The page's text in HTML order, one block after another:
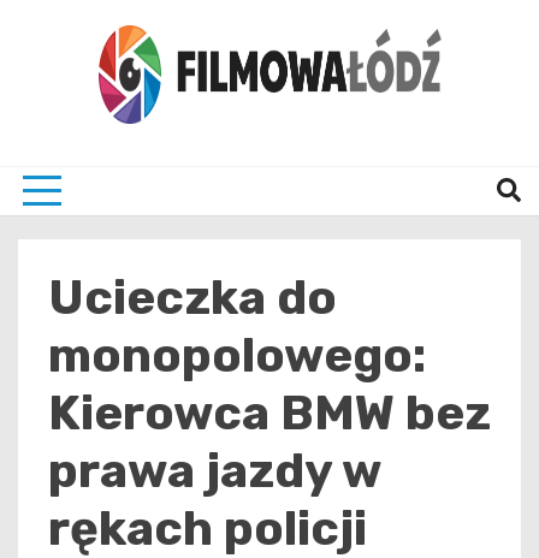
Ucieczka do
monopolowego:
Kierowca BMW bez
prawa jazdy w
rękach policji